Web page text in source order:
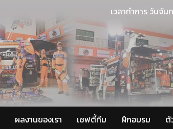
ผลงานของเรา เซฟตี้ทีม ฝึกอบรม ตั
เวลาทำการ วันจั